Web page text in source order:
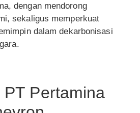
dengan mendorong
sekaligus memperkuat
dalam dekarbonisasi
Pertamina